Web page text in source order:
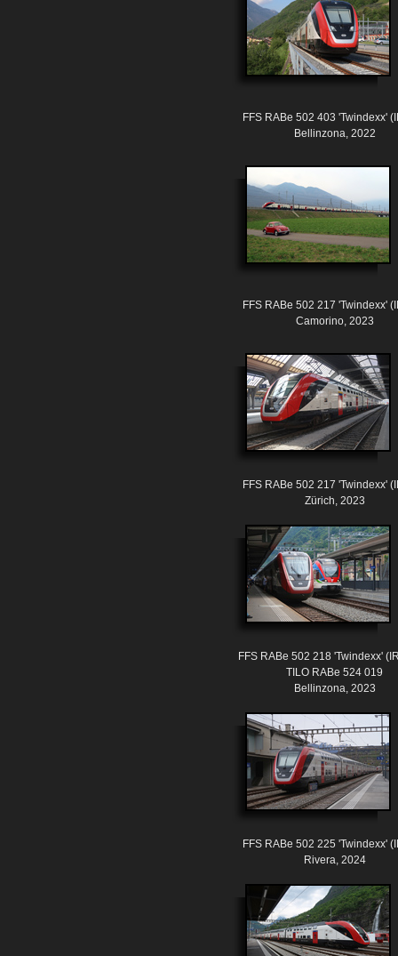
FFS RABe 502 403 'Twindexx'
Bellinzona, 2022
FFS RABe 502 217 'Twindexx'
Camorino, 2023
FFS RABe 502 217 'Twindexx'
Zürich, 2023
FFS RABe 502 218 'Twindexx'
TILO RABe 524 019
Bellinzona, 2023
FFS RABe 502 225 'Twindexx'
Rivera, 2024